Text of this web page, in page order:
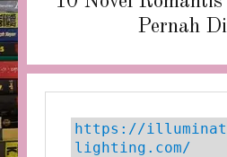
Pernah
https://
lighting.com/